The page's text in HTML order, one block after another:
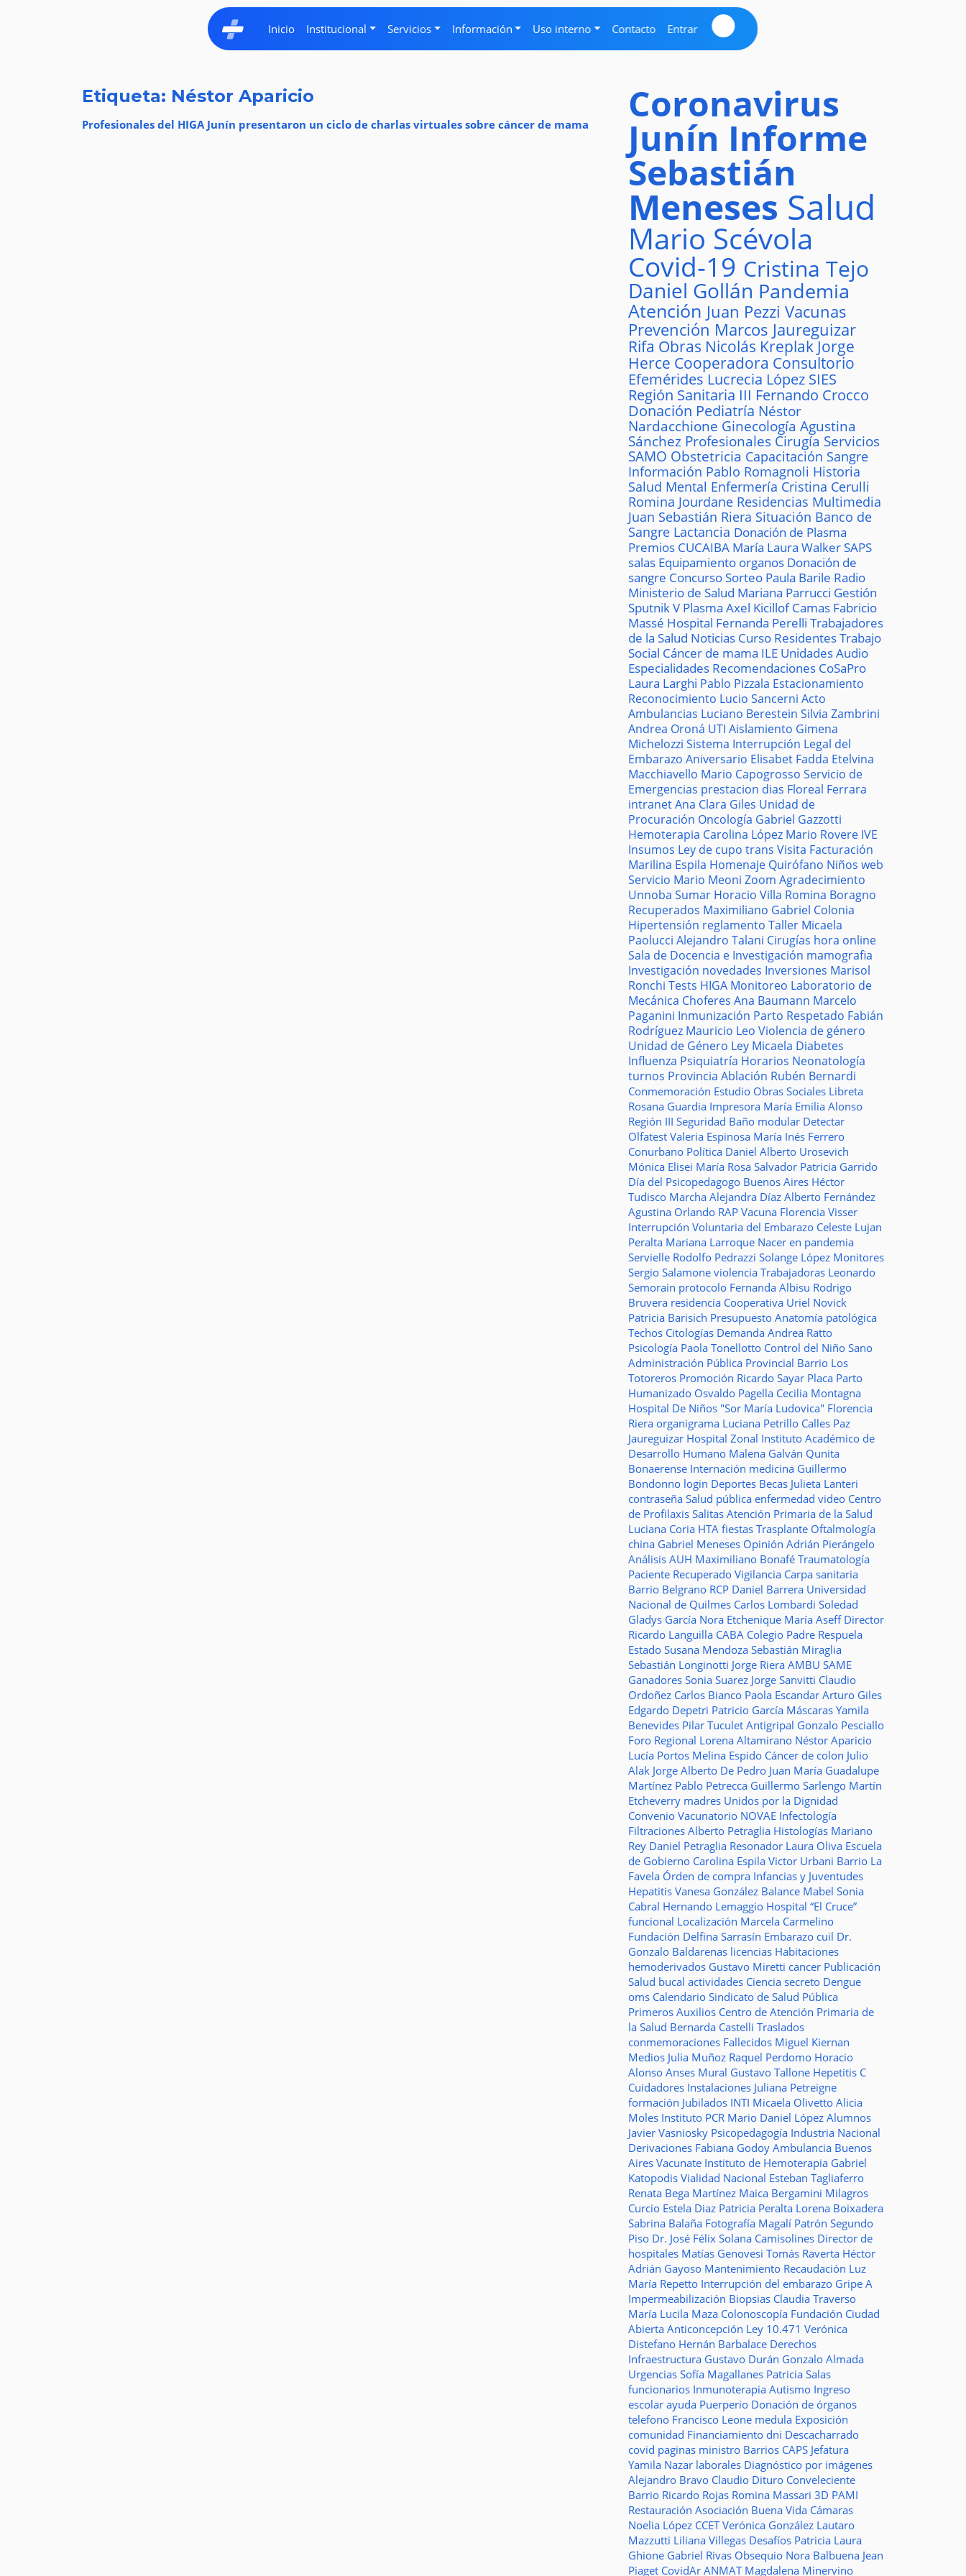
Inicio Institucional Servicios Información Uso interno Contacto Entrar
Etiqueta: Néstor Aparicio
Profesionales del HIGA Junín presentaron un ciclo de charlas virtuales sobre cáncer de mama Coronavirus
Junín Informe
Sebastián
Meneses Salud
Mario Scévola
Covid-19 Cristina Tejo
Daniel Gollán Pandemia
Atención Juan Pezzi Vacunas
Prevención Marcos Jaureguizar
Rifa Obras Nicolás Kreplak Jorge
Herce Cooperadora Consultorio
Efemérides Lucrecia López SIES
Región Sanitaria III Fernando Crocco
Donación Pediatría Néstor
Nardacchione Ginecología Agustina
Sánchez Profesionales Cirugía Servicios
SAMO Obstetricia Capacitación Sangre
Información Pablo Romagnoli Historia
Salud Mental Enfermería Cristina Cerulli
Romina Jourdane Residencias Multimedia
Juan Sebastián Riera Situación Banco de
Sangre Lactancia Donación de Plasma
Premios CUCAIBA María Laura WalkerSAPS
salas Equipamiento organos Donación de
sangre ConcursoSorteo Paula Barile Radio
Ministerio de Salud Mariana Parrucci Gestión
Sputnik V Plasma Axel KicillofCamas Fabricio
Massé Hospital Fernanda Perelli Trabajadores
de la Salud Noticias Curso ResidentesTrabajo
Social Cáncer de mama ILE UnidadesAudio
Especialidades Recomendaciones CoSaPro
Laura Larghi Pablo Pizzala Estacionamiento
Reconocimiento Lucio Sancerni Acto
Ambulancias Luciano Berestein Silvia Zambrini
Andrea Oroná UTI Aislamiento Gimena
Michelozzi Sistema Interrupción Legal del
Embarazo Aniversario Elisabet Fadda Etelvina
Macchiavello Mario Capogrosso Servicio de
Emergencias prestacion dias Floreal Ferrara
intranetAna Clara Giles Unidad de
Procuración Oncología Gabriel Gazzotti
Hemoterapia Carolina López Mario Rovere IVE
Insumos Ley de cupo trans Visita Facturación
Marilina Espila Homenaje Quirófano Niños web
Servicio Mario Meoni Zoom Agradecimiento
Unnoba Sumar Horacio Villa Romina Boragno
Recuperados Maximiliano Gabriel Colonia
Hipertensión reglamento Taller Micaela
Paolucci Alejandro Talani Cirugías hora online
Sala de Docencia e Investigación mamografia
Investigación novedades Inversiones Marisol
Ronchi Tests HIGA Monitoreo Laboratorio de
Mecánica Choferes Ana Baumann Marcelo
Paganini Inmunización Parto Respetado Fabián
Rodríguez Mauricio Leo Violencia de género
Unidad de Género Ley Micaela Diabetes
Influenza Psiquiatría Horarios Neonatología
turnos Provincia Ablación Rubén Bernardi
Conmemoración Estudio Obras Sociales Libreta
Rosana Guardia Impresora María Emilia Alonso
Región III Seguridad Baño modular Detectar
Olfatest Valeria Espinosa María Inés Ferrero
Conurbano Política Daniel Alberto Urosevich
Mónica Elisei María Rosa Salvador Patricia Garrido
Día del Psicopedagogo Buenos Aires Héctor
Tudisco Marcha Alejandra Díaz Alberto Fernández
Agustina Orlando RAP Vacuna Florencia Visser
Interrupción Voluntaria del Embarazo Celeste Lujan
Peralta Mariana Larroque Nacer en pandemia
Servielle Rodolfo Pedrazzi Solange López Monitores
Sergio Salamone violencia Trabajadoras Leonardo
Semorain protocolo Fernanda Albisu Rodrigo
Bruvera residencia Cooperativa Uriel Novick
Patricia Barisich Presupuesto Anatomía patológica
Techos Citologías Demanda Andrea Ratto
Psicología Paola Tonellotto Control del Niño Sano
Administración Pública Provincial Barrio Los
Totoreros Promoción Ricardo Sayar Placa Parto
Humanizado Osvaldo Pagella Cecilia Montagna
Hospital De Niños "Sor María Ludovica" Florencia
Riera organigrama Luciana Petrillo Calles Paz
Jaureguizar Hospital Zonal Instituto Académico de
Desarrollo Humano Malena Galván Qunita
Bonaerense Internación medicina Guillermo
Bondonno login Deportes Becas Julieta Lanteri
contraseña Salud pública enfermedad video Centro
de Profilaxis Salitas Atención Primaria de la Salud
Luciana Coria HTA fiestas Trasplante Oftalmología
china Gabriel Meneses Opinión Adrián Pierángelo
Análisis AUH Maximiliano Bonafé Traumatología
Paciente Recuperado Vigilancia Carpa sanitaria
Barrio Belgrano RCP Daniel Barrera Universidad
Nacional de Quilmes Carlos Lombardi Soledad
Gladys García Nora Etchenique María Aseff Director
Ricardo Languilla CABA Colegio Padre Respuela
Estado Susana Mendoza Sebastián Miraglia
Sebastián Longinotti Jorge Riera AMBU SAME
Ganadores Sonia Suarez Jorge Sanvitti Claudio
Ordoñez Carlos Bianco Paola Escandar Arturo Giles
Edgardo Depetri Patricio García Máscaras Yamila
Benevides Pilar Tuculet Antigripal Gonzalo Pesciallo
Foro Regional Lorena Altamirano Néstor Aparicio
Lucía Portos Melina Espido Cáncer de colon Julio
Alak Jorge Alberto De Pedro Juan María Guadalupe
Martínez Pablo Petrecca Guillermo Sarlengo Martín
Etcheverry madres Unidos por la Dignidad
Convenio Vacunatorio NOVAE Infectología
Filtraciones Alberto Petraglia Histologías Mariano
Rey Daniel Petraglia Resonador Laura Oliva Escuela
de Gobierno Carolina Espila Victor Urbani Barrio La
Favela Órden de compra Infancias y Juventudes
Hepatitis Vanesa González Balance Mabel Sonia
Cabral Hernando Lemaggio Hospital “El Cruce”
funcional Localización Marcela Carmelino
Fundación Delfina Sarrasín Embarazo cuil Dr.
Gonzalo Baldarenas licencias Habitaciones
hemoderivados Gustavo Miretti cancer Publicación
Salud bucal actividades Ciencia secreto Dengue
oms Calendario Sindicato de Salud Pública
Primeros Auxilios Centro de Atención Primaria de
la Salud Bernarda Castelli Traslados
conmemoraciones Fallecidos Miguel Kiernan
Medios Julia Muñoz Raquel Perdomo Horacio
Alonso Anses Mural Gustavo Tallone Hepetitis C
Cuidadores Instalaciones Juliana Petreigne
formación Jubilados INTI Micaela Olivetto Alicia
Moles Instituto PCR Mario Daniel López Alumnos
Javier Vasniosky Psicopedagogía Industria Nacional
Derivaciones Fabiana Godoy Ambulancia Buenos
Aires Vacunate Instituto de Hemoterapia Gabriel
Katopodis Vialidad Nacional Esteban Tagliaferro
Renata Bega Martínez Maica Bergamini Milagros
Curcio Estela Diaz Patricia Peralta Lorena Boixadera
Sabrina Balaña Fotografía Magalí Patrón Segundo
Piso Dr. José Félix Solana Camisolines Director de
hospitales Matías Genovesi Tomás Raverta Héctor
Adrián Gayoso Mantenimiento Recaudación Luz
María Repetto Interrupción del embarazo Gripe A
Impermeabilización Biopsias Claudia Traverso
María Lucila Maza Colonoscopía Fundación Ciudad
Abierta Anticoncepción Ley 10.471 Verónica
Distefano Hernán Barbalace Derechos
Infraestructura Gustavo Durán Gonzalo Almada
Urgencias Sofía Magallanes Patricia Salas
funcionarios Inmunoterapia Autismo Ingreso
escolar ayuda Puerperio Donación de órganos
telefono Francisco Leone medula Exposición
comunidad Financiamiento dni Descacharrado
covid paginas ministro Barrios CAPS Jefatura
Yamila Nazar laborales Diagnóstico por imágenes
Alejandro Bravo Claudio Dituro Conveleciente
Barrio Ricardo Rojas Romina Massari 3D PAMI
Restauración Asociación Buena Vida Cámaras
Noelia López CCETVerónica González Lautaro
Mazzutti Liliana Villegas Desafíos Patricia Laura
Ghione Gabriel Rivas Obsequio Nora Balbuena Jean
Piaget CovidAr ANMAT Magdalena Minervino